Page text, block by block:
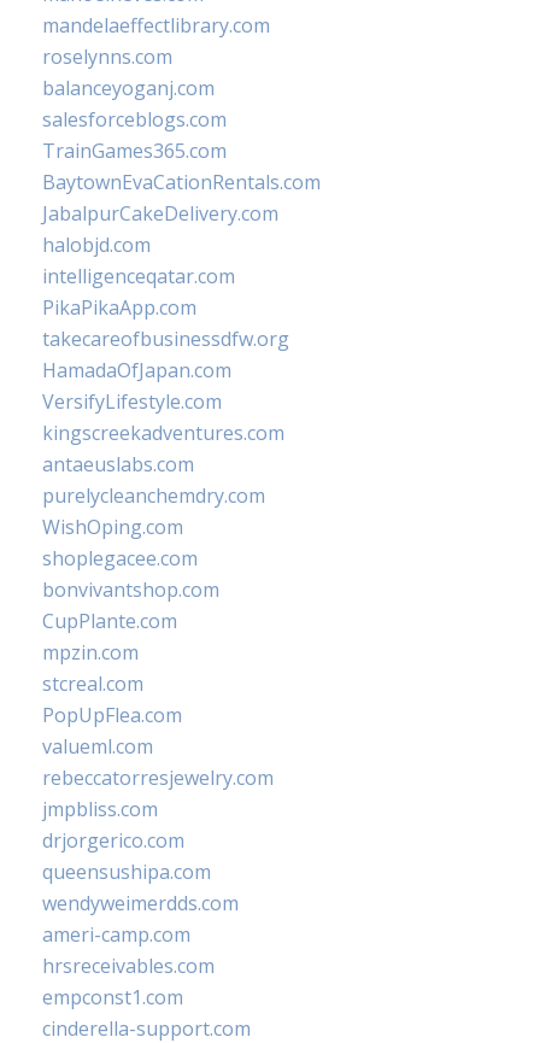
mandelaeffectlibrary.com
roselynns.com
balanceyoganj.com
salesforceblogs.com
TrainGames365.com
BaytownEvaCationRentals.com
JabalpurCakeDelivery.com
halobjd.com
intelligenceqatar.com
PikaPikaApp.com
takecareofbusinessdfw.org
HamadaOfJapan.com
VersifyLifestyle.com
kingscreekadventures.com
antaeuslabs.com
purelycleanchemdry.com
WishOping.com
shoplegacee.com
bonvivantshop.com
CupPlante.com
mpzin.com
stcreal.com
PopUpFlea.com
valueml.com
rebeccatorresjewelry.com
jmpbliss.com
drjorgerico.com
queensushipa.com
wendyweimerdds.com
ameri-camp.com
hrsreceivables.com
empconst1.com
cinderella-support.com